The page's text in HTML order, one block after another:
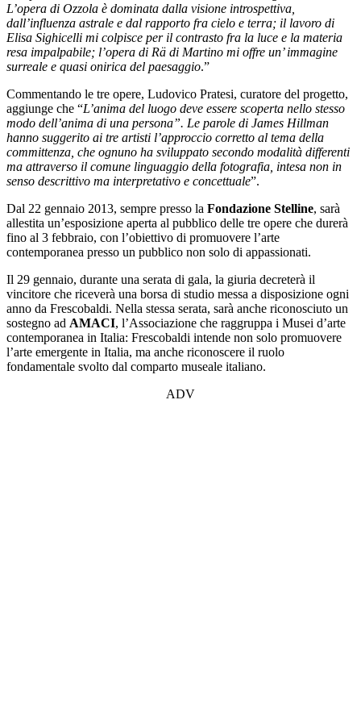
L’opera di Ozzola è dominata dalla visione introspettiva,
dall’influenza astrale e dal rapporto fra cielo e terra; il lavoro di
Elisa Sighicelli mi colpisce per il contrasto fra la luce e la materia
resa impalpabile; l’opera di Rä di Martino mi offre un’ immagine
surreale e quasi onirica del paesaggio.”
Commentando le tre opere, Ludovico Pratesi, curatore del progetto,
aggiunge che “L’anima del luogo deve essere scoperta nello stesso
modo dell’anima di una persona”. Le parole di James Hillman
hanno suggerito ai tre artisti l’approccio corretto al tema della
committenza, che ognuno ha sviluppato secondo modalità differenti
ma attraverso il comune linguaggio della fotografia, intesa non in
senso descrittivo ma interpretativo e concettuale”.
Dal 22 gennaio 2013, sempre presso la Fondazione Stelline, sarà
allestita un’esposizione aperta al pubblico delle tre opere che durerà
fino al 3 febbraio, con l’obiettivo di promuovere l’arte
contemporanea presso un pubblico non solo di appassionati.
Il 29 gennaio, durante una serata di gala, la giuria decreterà il
vincitore che riceverà una borsa di studio messa a disposizione ogni
anno da Frescobaldi. Nella stessa serata, sarà anche riconosciuto un
sostegno ad AMACI, l’Associazione che raggruppa i Musei d’arte
contemporanea in Italia: Frescobaldi intende non solo promuovere
l’arte emergente in Italia, ma anche riconoscere il ruolo
fondamentale svolto dal comparto museale italiano.
ADV